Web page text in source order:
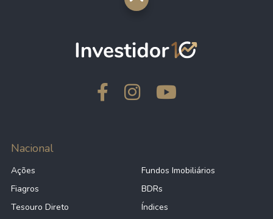
Nacional
Ações
Fundos Imobiliários
Fiagros
BDRs
Tesouro Direto
Índices